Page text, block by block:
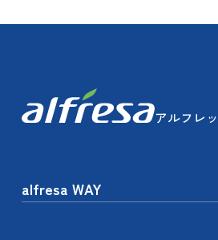
アルフレ
alfresa WAY